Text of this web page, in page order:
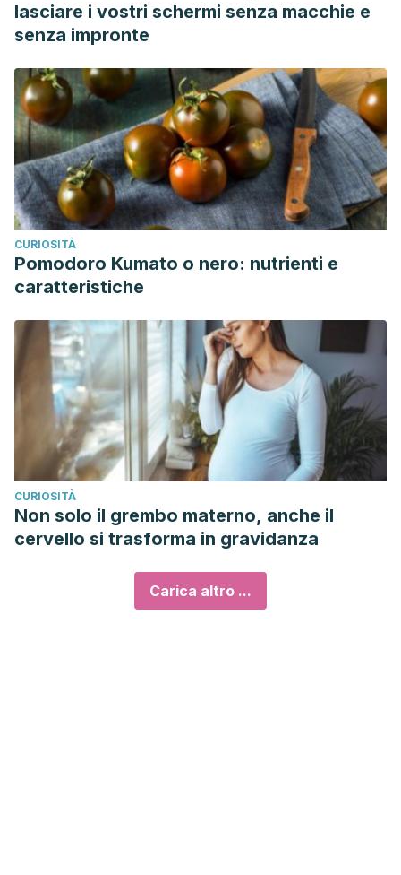
lasciare i vostri schermi senza macchie e
senza impronte
CURIOSITÀ
Pomodoro Kumato o nero: nutrienti e
caratteristiche
CURIOSITÀ
Non solo il grembo materno, anche il
cervello si trasforma in gravidanza
Carica altro ...